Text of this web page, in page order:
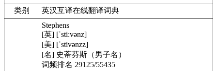
类别
英汉互译在线翻译词典
Stephens
[英] [ˈsti:vənz]
[美] [ˈstivənzz]
[名] 史蒂芬斯（男子名）
词频排名 29125/55435